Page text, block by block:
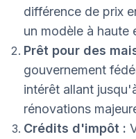
différence de prix
un modèle à haute
Prêt pour des
gouvernement
intérêt allant
rénovations
Crédits d'impôt :